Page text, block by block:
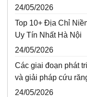
24/05/2026
Top 10+ Địa Chỉ
Uy Tín Nhất Hà Nội
24/05/2026
Các giai đoạn phát
và giải pháp cứu
24/05/2026